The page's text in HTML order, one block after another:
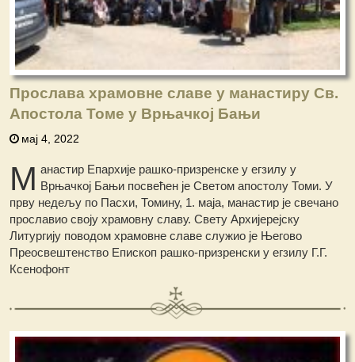
Прослава храмовне славе у манастиру Св.
Апостола Томе у Врњачкој Бањи
мај 4, 2022
М анастир Епархије рашко-призренске у егзилу у
Врњачкој Бањи посвећен је Светом апостолу Томи. У
прву недељу по Пасхи, Томину, 1. маја, манастир је свечано
прославио своју храмовну славу. Свету Архијерејску
Литургију поводом храмовне славе служио је Његово
Преосвештенство Епископ рашко-призренски у егзилу Г.Г.
Ксенофонт